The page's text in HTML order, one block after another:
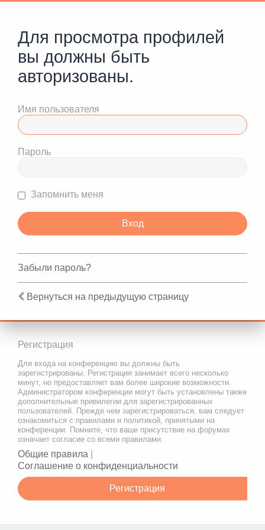
Для просмотра профилей
вы должны быть
авторизованы.
Имя пользователя
Пароль
Запомнить меня
Забыли пароль?
Вернуться на предыдущую страницу
Регистрация
Для входа на конференцию вы должны быть
зарегистрированы. Регистрация занимает всего несколько
минут, но предоставляет вам более широкие возможности.
Администратором конференции могут быть установлены также
дополнительные привилегии для зарегистрированных
пользователей. Прежде чем зарегистрироваться, вам следует
ознакомиться с правилами и политикой, принятыми на
конференции. Помните, что ваше присутствие на форумах
означает согласие со всеми правилами.
Общие правила
Соглашение о конфиденциальности
Регистрация